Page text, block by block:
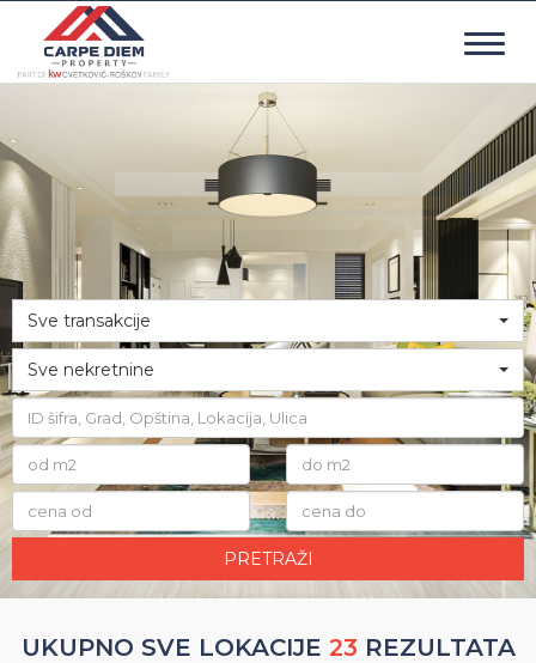
Sve transakcije
Sve nekretnine
PRETRAŽI
UKUPNO SVE LOKACIJE 23 REZULTATA